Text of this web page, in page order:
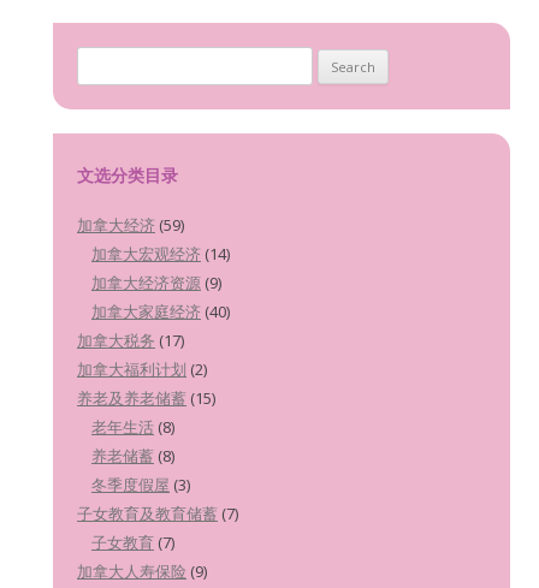
文选分类目录
加拿大经济 (59)
加拿大宏观经济 (14)
加拿大经济资源 (9)
加拿大家庭经济 (40)
加拿大税务 (17)
加拿大福利计划 (2)
养老及养老储蓄 (15)
老年生活 (8)
养老储蓄 (8)
冬季度假屋 (3)
子女教育及教育储蓄 (7)
子女教育 (7)
加拿大人寿保险 (9)